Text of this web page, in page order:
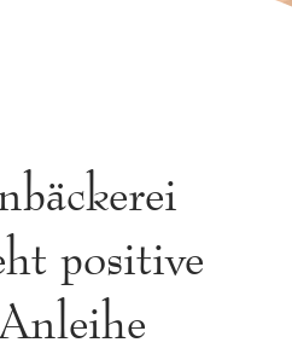
positive